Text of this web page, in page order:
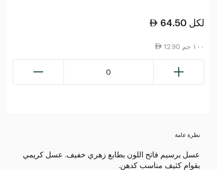
64.50 لكل
12.90 ١٠٠ جم
0
نظرة عامة
عسل برسيم فاتح اللون بطابع زهري خفيف. عسل كريمي
بقوام كثيف مناسب كدهن.